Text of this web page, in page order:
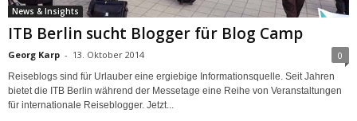
News & Insights
ITB Berlin sucht Blogger für Blog Camp
Georg Karp - 13. Oktober 2014 0
Reiseblogs sind für Urlauber eine ergiebige Informationsquelle. Seit Jahren
bietet die ITB Berlin während der Messetage eine Reihe von Veranstaltungen
für internationale Reiseblogger. Jetzt...